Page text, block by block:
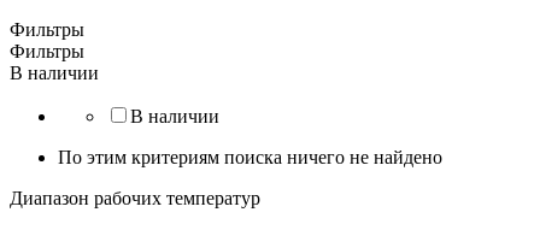
Фильтры
Фильтры
В наличии
В наличии
По этим критериям поиска ничего не найдено
Диапазон рабочих температур